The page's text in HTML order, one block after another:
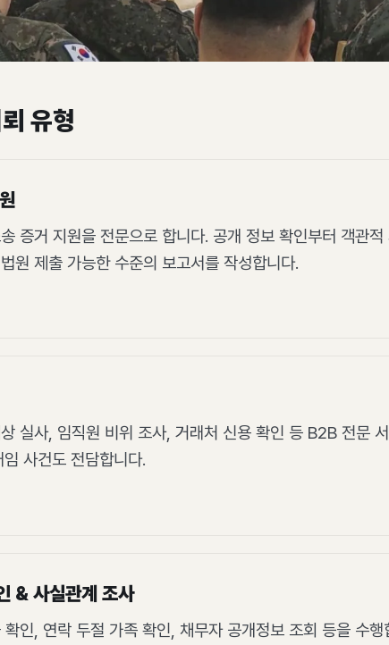
유형
증거 지원을 전문으로 합니다. 공개 정보 확인부터 객관
원 제출 가능한 수준의 보고서를 작성합니다.
실사, 임직원 비위 조사, 거래처 신용 확인 등 B2B 전문
사건도 전담합니다.
& 사실관계 조사
확인, 연락 두절 가족 확인, 채무자 공개정보 조회 등을 수